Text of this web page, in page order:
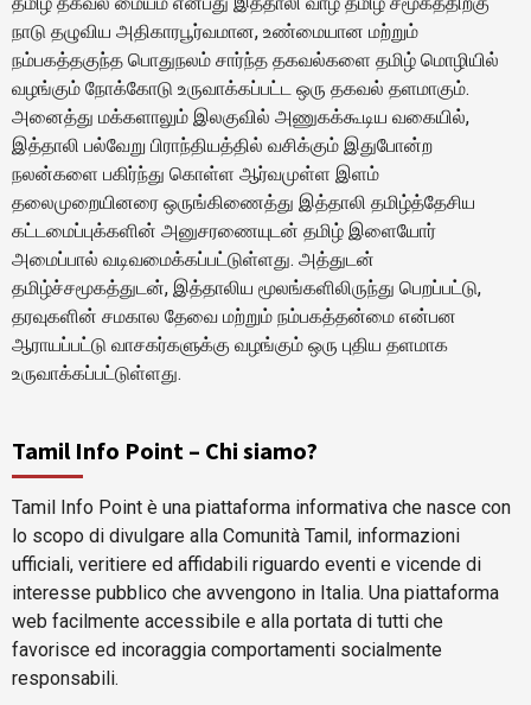
நாடு தழுவிய அதிகாரபூர்வமான, உண்மையான மற்றும்
நம்பகத்தகுந்த பொதுநலம் சார்ந்த தகவல்களை தமிழ் மொழியில்
வழங்கும் நோக்கோடு உருவாக்கப்பட்ட ஒரு தகவல் தளமாகும்.
அனைத்து மக்களாலும் இலகுவில் அணுகக்கூடிய வகையில்,
இத்தாலி பல்வேறு பிராந்தியத்தில் வசிக்கும் இதுபோன்ற
நலன்களை பகிர்ந்து கொள்ள ஆர்வமுள்ள இளம்
தலைமுறையினரை ஒருங்கிணைத்து இத்தாலி தமிழ்த்தேசிய
கட்டமைப்புக்களின் அனுசரணையுடன் தமிழ் இளையோர்
அமைப்பால் வடிவமைக்கப்பட்டுள்ளது. அத்துடன்
தமிழ்ச்சமூகத்துடன், இத்தாலிய மூலங்களிலிருந்து பெறப்பட்டு,
தரவுகளின் சமகால தேவை மற்றும் நம்பகத்தன்மை என்பன
ஆராயப்பட்டு வாசகர்களுக்கு வழங்கும் ஒரு புதிய தளமாக
உருவாக்கப்பட்டுள்ளது.
Tamil Info Point – Chi siamo?
Tamil Info Point è una piattaforma informativa che nasce con
lo scopo di divulgare alla Comunità Tamil, informazioni
ufficiali, veritiere ed affidabili riguardo eventi e vicende di
interesse pubblico che avvengono in Italia. Una piattaforma
web facilmente accessibile e alla portata di tutti che
favorisce ed incoraggia comportamenti socialmente
responsabili.